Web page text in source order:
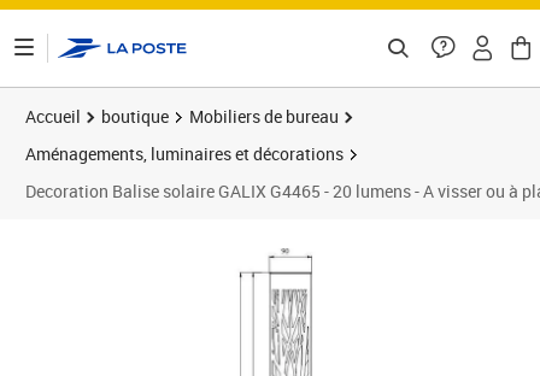
Accueil boutique
Mobiliers de bureau
Aménagements, luminaires et décorations
Decoration Balise solaire GALIX G4465 - 20 lumens - A visser ou à